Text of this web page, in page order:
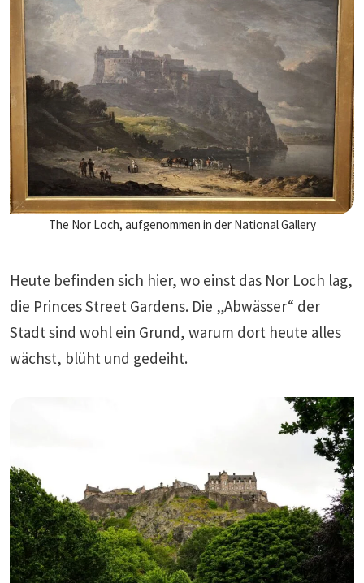
The Nor Loch, aufgenommen in der National Gallery
Heute befinden sich hier, wo einst das Nor Loch lag,
die Princes Street Gardens. Die „Abwässer“ der
Stadt sind wohl ein Grund, warum dort heute alles
wächst, blüht und gedeiht.